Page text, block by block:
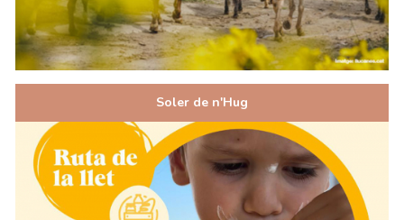
Soler de n'Hug